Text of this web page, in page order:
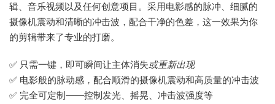
辑、音乐视频以及任何创意项目。采用电影感的脉冲、细腻的
摄像机震动和清晰的冲击波，配合干净的色差，这一效果为你
的剪辑带来了专业的打磨。
✅ 只需一键，即可瞬间让主体消失或重新出现
✅ 电影般的脉动感，配合顺滑的摄像机震动和高质量的冲击波
✅ 完全可定制——控制发光、摇晃、冲击波强度等